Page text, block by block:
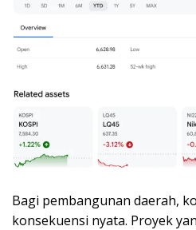
Bagi pembangunan daerah,
konsekuensi nyata. Proyek